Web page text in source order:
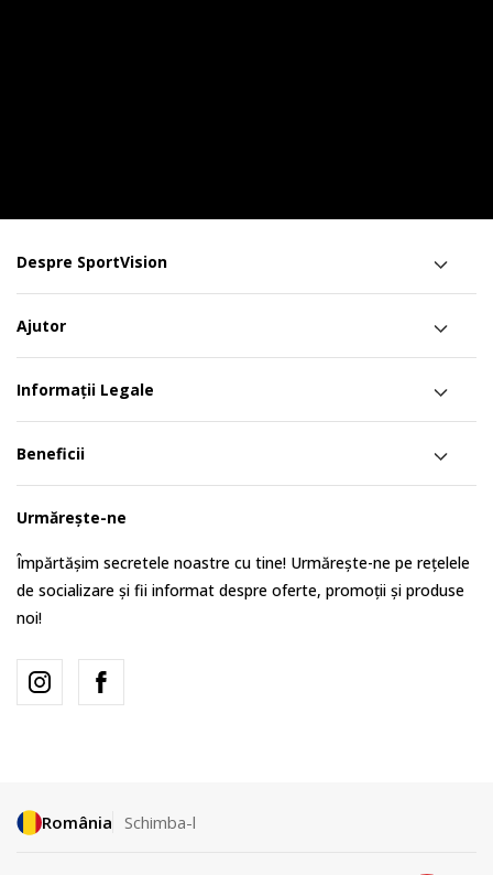
Despre SportVision
Ajutor
Informații Legale
Beneficii
Urmărește-ne
Împărtășim secretele noastre cu tine! Urmărește-ne pe rețelele
de socializare și fii informat despre oferte, promoții și produse
noi!
România Schimba-l